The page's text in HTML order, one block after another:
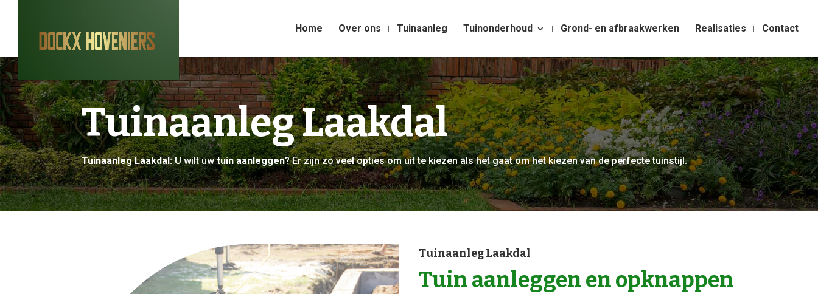
Home Over ons Tuinaanleg Tuinonderhoud Grond- en afbraakwerken Realisaties Contact
Tuinaanleg Laakdal
Tuinaanleg Laakdal:U wilt uwtuin aanleggen? Er zijn zo veel opties om uit te kiezen als het gaat om het kiezen van de perfecte tuinstijl.
Tuinaanleg Laakdal
Tuin aanleggen en opknappen